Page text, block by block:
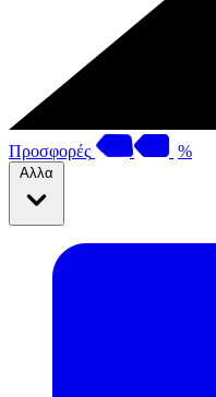
Προσφορές %
Αλλα